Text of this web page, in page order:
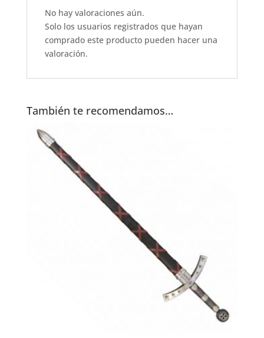
o
o
k
p
p
No hay valoraciones aún.
Solo los usuarios registrados que hayan
comprado este producto pueden hacer una
valoración.
También te recomendamos…